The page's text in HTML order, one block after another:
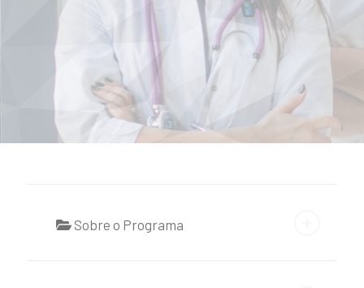
Sobre o Programa